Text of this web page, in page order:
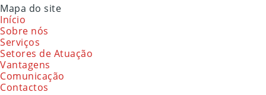
Mapa do site
Início
Sobre nós
Serviços
Setores de Atuação
Vantagens
Comunicação
Contactos